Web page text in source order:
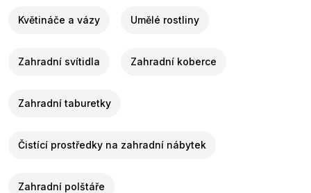
Květináče a vázy Umělé rostliny
Zahradní svítidla Zahradní koberce
Zahradní taburetky
Čistící prostředky na zahradní nábytek
Zahradní polštáře